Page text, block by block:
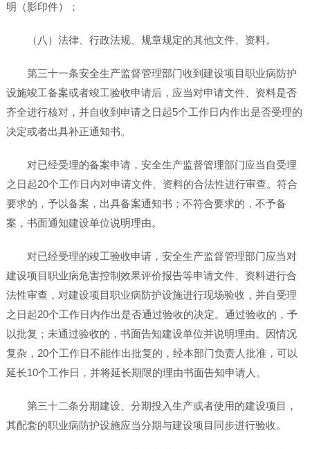
明（影印件）；
（八）法律、行政法规、规章规定的其他文件、资料。
第三十一条安全生产监督管理部门收到建设项目职业病防护
设施竣工备案或者竣工验收申请后，应当对申请文件、资料是否
齐全进行核对，并自收到申请之日起5个工作日内作出是否受理的
决定或者出具补正通知书。
对已经受理的备案申请，安全生产监督管理部门应当自受理
之日起20个工作日内对申请文件、资料的合法性进行审查。符合
要求的，予以备案，出具备案通知书；不符合要求的，不予备
案，书面通知建设单位说明理由。
对已经受理的竣工验收申请，安全生产监督管理部门应当对
建设项目职业病危害控制效果评价报告等申请文件、资料进行合
法性审查，对建设项目职业病防护设施进行现场验收，并自受理
之日起20个工作日内作出是否通过验收的决定。通过验收的，予
以批复；未通过验收的，书面告知建设单位并说明理由。因情况
复杂，20个工作日不能作出批复的，经本部门负责人批准，可以
延长10个工作日，并将延长期限的理由书面告知申请人。
第三十二条分期建设、分期投入生产或者使用的建设项目，
其配套的职业病防护设施应当分期与建设项目同步进行验收。